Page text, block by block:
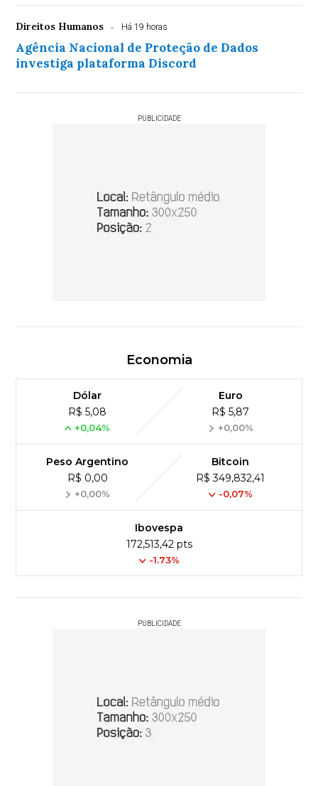
Direitos Humanos Há 19 horas
Agência Nacional de Proteção de Dados
investiga plataforma Discord
PUBLICIDADE
Economia
Dólar
R$ 5,08
+0,04%
Euro
R$ 5,87
+0,00%
Peso Argentino
R$ 0,00
+0,00%
Bitcoin
R$ 349,832,41
-0,07%
Ibovespa
172,513,42 pts
-1.73%
PUBLICIDADE